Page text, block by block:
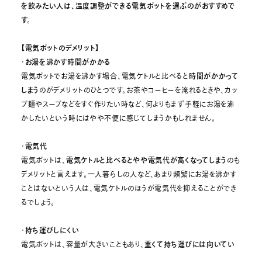
を飲みたい人は、温度調整ができる電気ポットを選ぶのがおすすめで
す。
【電気ポットのデメリット】
・ お湯を沸かす時間がかかる
電気ポットでお湯を沸かす場合、電気ケトルと比べると時間がかかって
しまう のがデメリットのひとつです。お茶やコーヒーを淹れるときや、カッ
プ麺やスープなどをすぐ作りたい時など、何よりもまず手軽にお湯を沸
かしたいという時にはやや不便に感じてしまうかもしれません。
・電気代
電気ポットは、電気ケトルと比べるとやや電気代が高くなってしまう のも
デメリットと言えます。一人暮らしの人など、あまり頻繁にお湯を沸かす
ことはないという人は、電気ケトルのほうが電気代を抑えることができ
るでしょう。
・持ち運びしにくい
電気ポットは、容量が大きいこともあり、重くて持ち運びには向いてい